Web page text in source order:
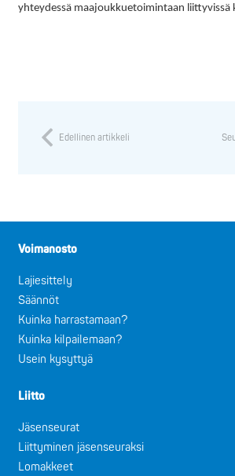
yhteydessä maajoukkuetoimintaan liittyvissä
Edellinen artikkeli
Voimanosto
Lajiesittely
Säännöt
Kuinka harrastamaan?
Kuinka kilpailemaan?
Usein kysyttyä
Liitto
Jäsenseurat
Liittyminen jäsenseuraksi
Lomakkeet